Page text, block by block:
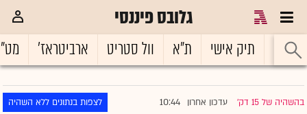
גלובס פיננסי
ראשי תיק אישי ת"א וול סטריט ארביטראז'
בהשהיה של 15 דק' |עדכון אחרון 10:44 לצפות בנתונים ללא השהיה